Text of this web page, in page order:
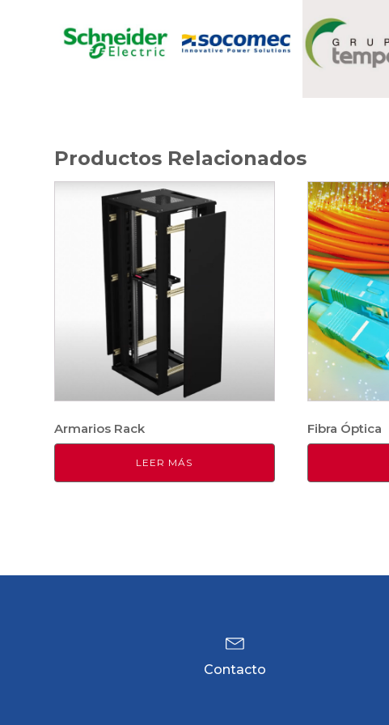
Productos Relacionados
Armarios Rack
LEER MÁS
Fibra Óptica
Contacto